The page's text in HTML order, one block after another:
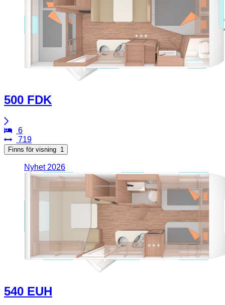
500 FDK
6
719
Finns för visning 1
Nyhet 2026
540 EUH